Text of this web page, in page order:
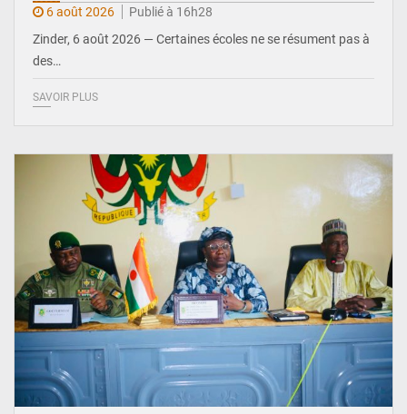
6 août 2026
Publié à 16h28
Zinder, 6 août 2026 — Certaines écoles ne se résument pas à
des…
SAVOIR PLUS